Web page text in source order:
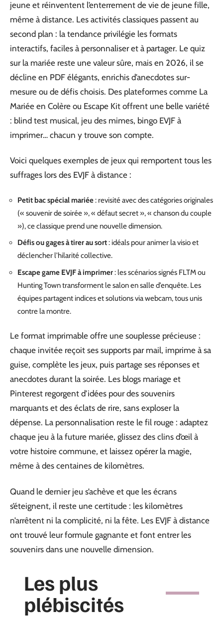
jeune et réinventent l’enterrement de vie de jeune fille,
même à distance. Les activités classiques passent au
second plan : la tendance privilégie les formats
interactifs, faciles à personnaliser et à partager. Le quiz
sur la mariée reste une valeur sûre, mais en 2026, il se
décline en PDF élégants, enrichis d’anecdotes sur-
mesure ou de défis choisis. Des plateformes comme La
Mariée en Colère ou Escape Kit offrent une belle variété
: blind test musical, jeu des mimes, bingo EVJF à
imprimer… chacun y trouve son compte.
Voici quelques exemples de jeux qui remportent tous les
suffrages lors des EVJF à distance :
Petit bac spécial mariée: revisité avec des catégories originales
(« souvenir de soirée », « défaut secret », « chanson du couple
»), ce classique prend une nouvelle dimension.
Défis ou gages à tirer au sort: idéals pour animer la visio et
déclencher l’hilarité collective.
Escape game EVJF à imprimer: les scénarios signés FLTM ou
Hunting Town transforment le salon en salle d’enquête. Les
équipes partagent indices et solutions via webcam, tous unis
contre la montre.
Le format imprimable offre une souplesse précieuse :
chaque invitée reçoit ses supports par mail, imprime à sa
guise, complète les jeux, puis partage ses réponses et
anecdotes durant la soirée. Les blogs mariage et
Pinterest regorgent d’idées pour des souvenirs
marquants et des éclats de rire, sans exploser la
dépense. La personnalisation reste le fil rouge : adaptez
chaque jeu à la future mariée, glissez des clins d’œil à
votre histoire commune, et laissez opérer la magie,
même à des centaines de kilomètres.
Quand le dernier jeu s’achève et que les écrans
s’éteignent, il reste une certitude : les kilomètres
n’arrêtent ni la complicité, ni la fête. Les EVJF à distance
ont trouvé leur formule gagnante et font entrer les
souvenirs dans une nouvelle dimension.
Les plus
plébiscités